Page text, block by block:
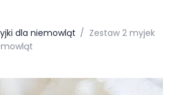
menu
Rozwiń
dla niemowląt / Zestaw 2 myjek